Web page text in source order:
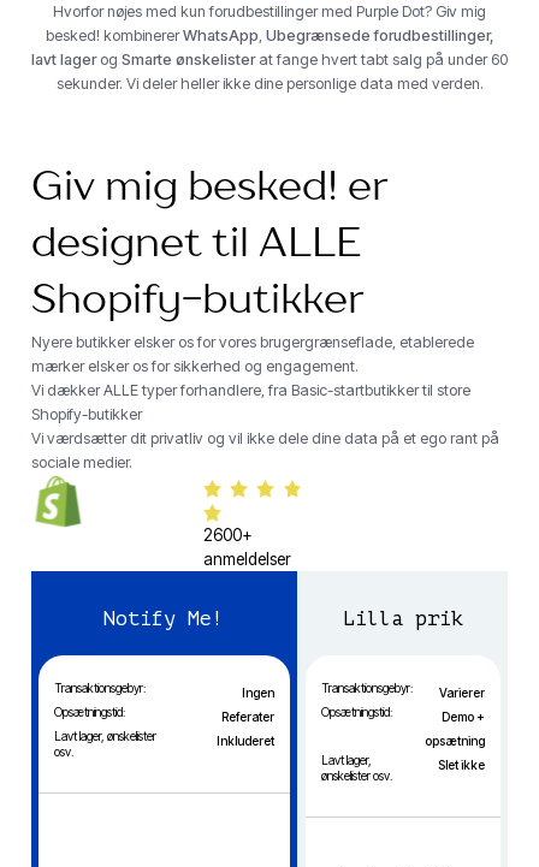
Hvorfor nøjes med kun forudbestillinger med Purple Dot? Giv mig
besked! kombinererWhatsApp Ubegrænsede forudbestillinger,
lavt lagerog Smarte ønskelisterat fange hvert tabt salg på under 60
sekunder. Vi deler heller ikke dine personlige data med verden.
Giv mig besked! er
designet til ALLE
Shopify-butikker
Nyere butikker elsker os for vores brugergrænseflade, etablerede
mærker elsker os for sikkerhed og engagement.
Vi dækker ALLE typer forhandlere, fra Basic-startbutikker til store
Shopify-butikker
Vi værdsætter dit privatliv og vil ikke dele dine data på et ego rant på
sociale medier.
2600+
anmeldelser
Notify Me!
Transaktionsgebyr:
Ingen
Opsætningstid:
Referater
Lavt lager, ønskelister
osv.
Inkluderet
Lilla prik
Transaktionsgebyr:
Varierer
Opsætningstid:
Demo +
opsætning
Lavt lager,
ønskelister osv.
Slet ikke